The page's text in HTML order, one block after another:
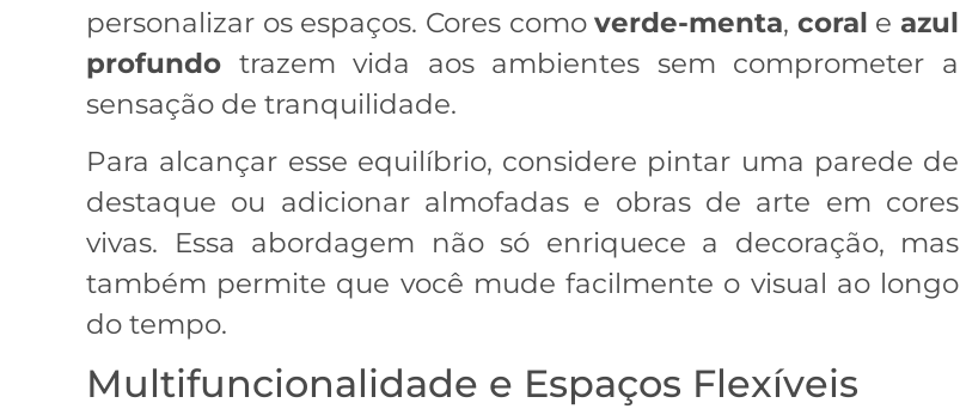
personalizar os espaços. Cores comoverde-menta, coral e azul
profundo trazem vida aos ambientes sem comprometer a
sensação de tranquilidade.
Para alcançar esse equilíbrio, considere pintar uma parede de
destaque ou adicionar almofadas e obras de arte em cores
vivas. Essa abordagem não só enriquece a decoração, mas
também permite que você mude facilmente o visual ao longo
do tempo.
Multifuncionalidade e Espaços Flexíveis